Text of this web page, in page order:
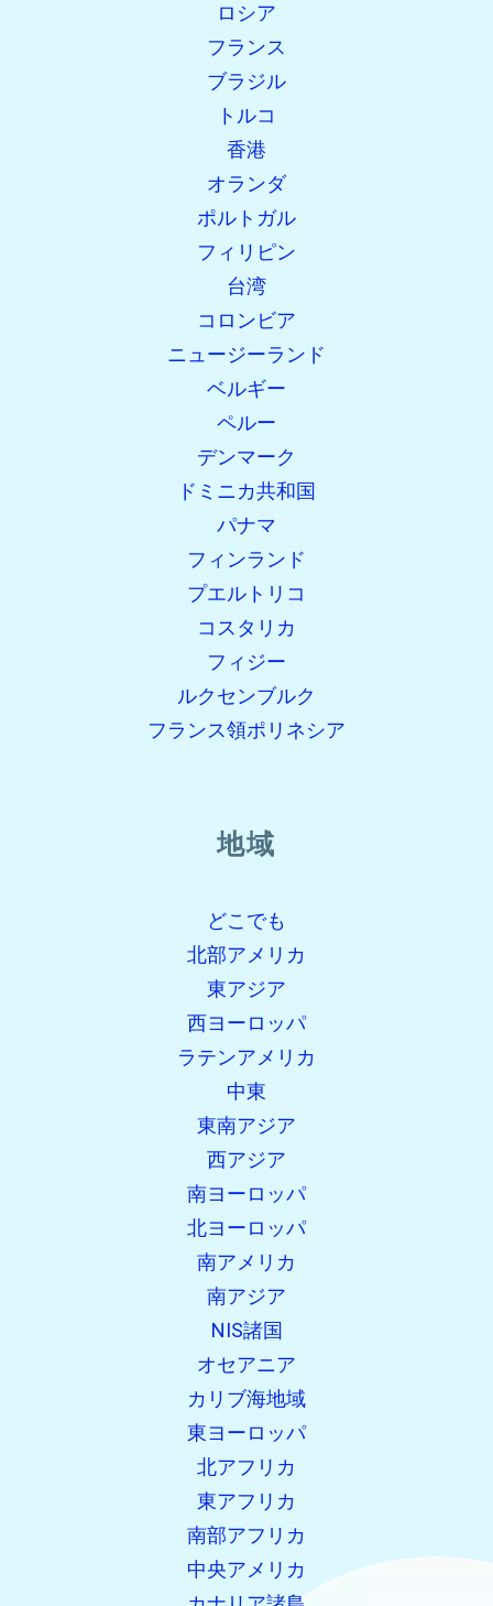
ロシア
フランス
ブラジル
トルコ
香港
オランダ
ポルトガル
フィリピン
台湾
コロンビア
ニュージーランド
ベルギー
ペルー
デンマーク
ドミニカ共和国
パナマ
フィンランド
プエルトリコ
コスタリカ
フィジー
ルクセンブルク
フランス領ポリネシア
地域
どこでも
北部アメリカ
東アジア
西ヨーロッパ
ラテンアメリカ
中東
東南アジア
西アジア
南ヨーロッパ
北ヨーロッパ
南アメリカ
南アジア
NIS諸国
オセアニア
カリブ海地域
東ヨーロッパ
北アフリカ
東アフリカ
南部アフリカ
中央アメリカ